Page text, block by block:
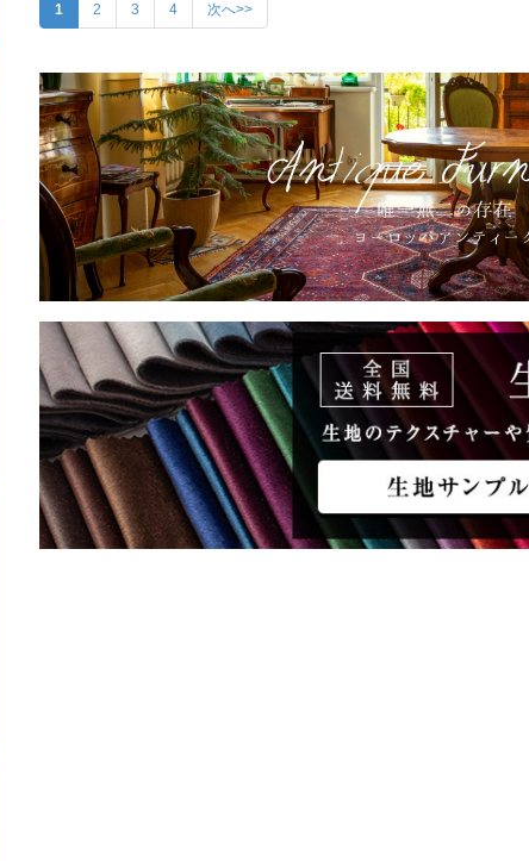
1 2 3 4 次へ>>